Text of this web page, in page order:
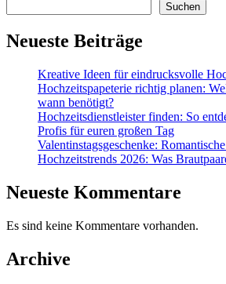
Suchen
Neueste Beiträge
Kreative Ideen für eindrucksvolle
Hochzeitspapeterie richtig planen:
wann benötigt?
Hochzeitsdienstleister finden: So
Profis für euren großen Tag
Valentinstagsgeschenke:
Hochzeitstrends 2026: Was
Neueste Kommentare
Es sind keine Kommentare vorhanden.
Archive